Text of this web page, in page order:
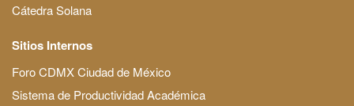
Cátedra Solana
Sitios Internos
Foro CDMX Ciudad de México
Sistema de Productividad Académica